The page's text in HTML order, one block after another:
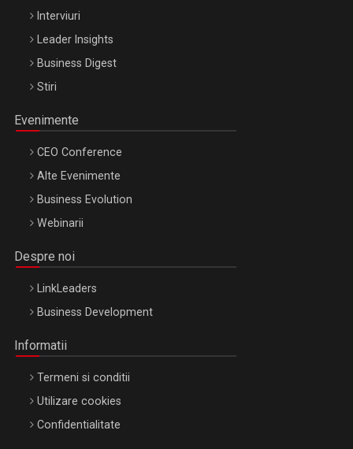
Interviuri
Leader Insights
Business Digest
Stiri
Evenimente
CEO Conference
Alte Evenimente
Business Evolution
Webinarii
Despre noi
LinkLeaders
Business Development
Informatii
Termeni si conditii
Utilizare cookies
Confidentialitate